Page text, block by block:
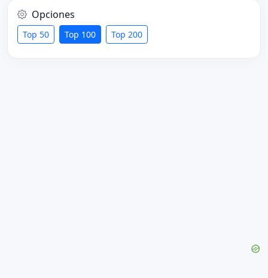
Opciones
Top 50 Top 100 Top 200